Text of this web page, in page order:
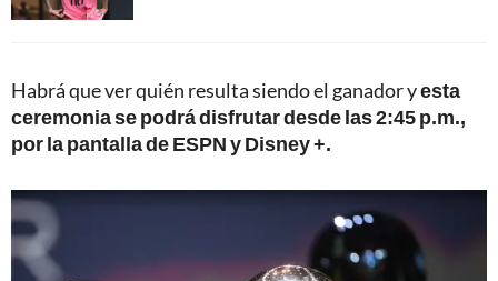
Habrá que ver quién resulta siendo el ganador yesta
ceremonia se podrá disfrutar desde las 2:45 p.m.,
por la pantalla de ESPN y Disney +.